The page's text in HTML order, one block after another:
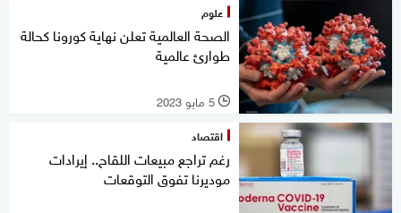
علوم
الصحة العالمية تعلن نهاية كورونا كحالة
طوارئ عالمية
l 5 مايو 2023
اقتصاد
رغم تراجع مبيعات اللقاح.. إيرادات
موديرنا تفوق التوقعات